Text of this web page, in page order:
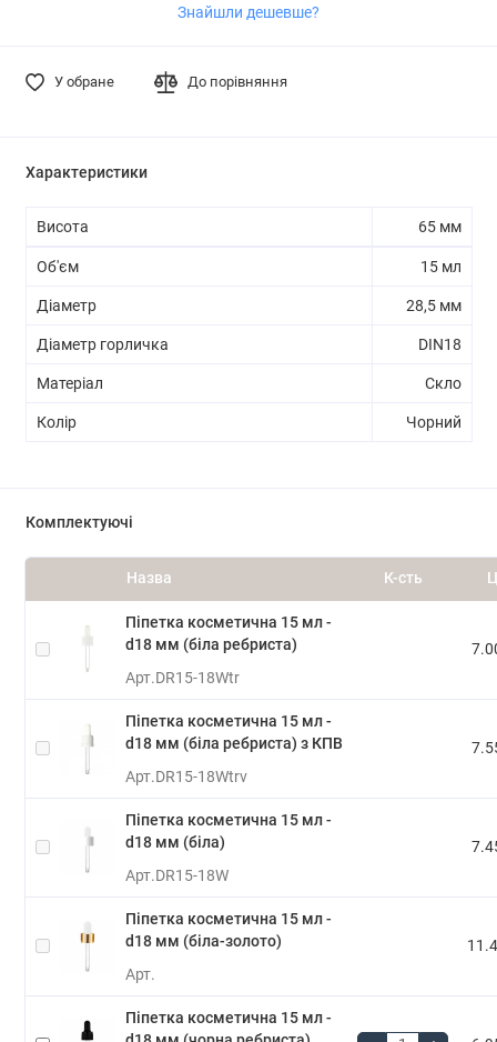
Знайшли дешевше?
У обране До порівняння
Характеристики
Висота 65 мм
Об'єм 15 мл
Діаметр 28,5 мм
Діаметр горличка DIN18
Матеріал Скло
Колір Чорний
Комплектуючі
Назва К-сть
Піпетка косметична 15 мл -
d18 мм (біла ребриста)
Арт.DR15-18Wtr
Піпетка косметична 15 мл -
d18 мм (біла ребриста) з КПВ
Арт.DR15-18Wtrv
Піпетка косметична 15 мл -
d18 мм (біла)
Арт.DR15-18W
Піпетка косметична 15 мл -
d18 мм (біла-золото)
Арт.
Піпетка косметична 15 мл -